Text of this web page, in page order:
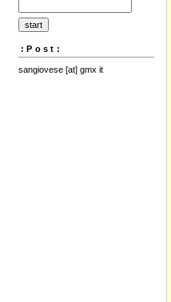
:Post:
sangiovese [at] gmx it